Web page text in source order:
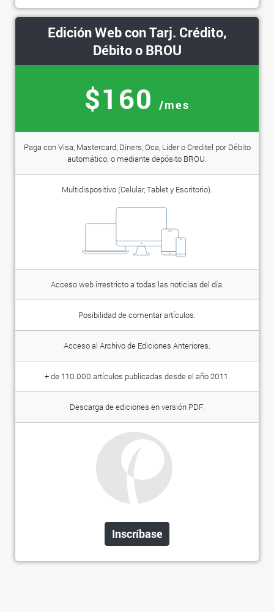
Edición Web con Tarj. Crédito,
Débito o BROU
$160 /mes
Paga con Visa, Mastercard, Diners, Oca, Lider o Creditel por Débito
automático; o mediante depósito BROU.
Multidispositivo (Celular, Tablet y Escritorio).
Acceso web irrestricto a todas las noticias del día.
Posibilidad de comentar artículos.
Acceso al Archivo de Ediciones Anteriores.
+ de 110.000 artículos publicadas desde el año 2011.
Descarga de ediciones en versión PDF.
Inscríbase